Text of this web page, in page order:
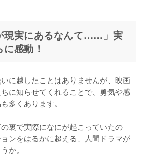
現実にあるなんて……」実
感動！
に越したことはありませんが、映画
に知らせてくれることで、勇気や感
多くあります。
裏で実際になにが起こっていたの
ンをはるかに超える、人間ドラマが
か。